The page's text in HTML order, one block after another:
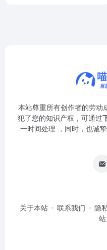
本站尊重所有创作者的劳动
犯了您的知识产权，可通过
一时间处理 ，同时，也诚
关于本站 联系我们 隐